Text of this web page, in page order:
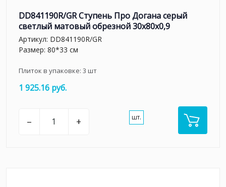
DD841190R/GR Ступень Про Догана серый
светлый матовый обрезной 30x80x0,9
Артикул: DD841190R/GR
Размер: 80*33 см
Плиток в упаковке: 3 шт
1 925.16 руб.
– + шт.